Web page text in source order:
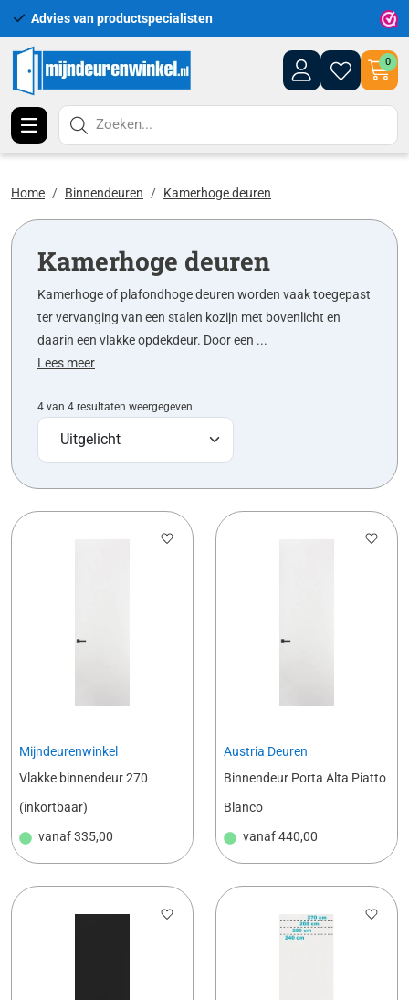
Advies van productspecialisten
0
Zoeken...
Home Binnendeuren Kamerhoge deuren
Kamerhoge deuren
Kamerhoge of plafondhoge deuren worden vaak toegepast
ter vervanging van een stalen kozijn met bovenlicht en
daarin een vlakke opdekdeur. Door een ...
Lees meer
4 van 4 resultaten weergegeven
Mijndeurenwinkel
Vlakke binnendeur 270
(inkortbaar)
vanaf335,00
Austria Deuren
Binnendeur Porta Alta Piatto
Blanco
vanaf440,00